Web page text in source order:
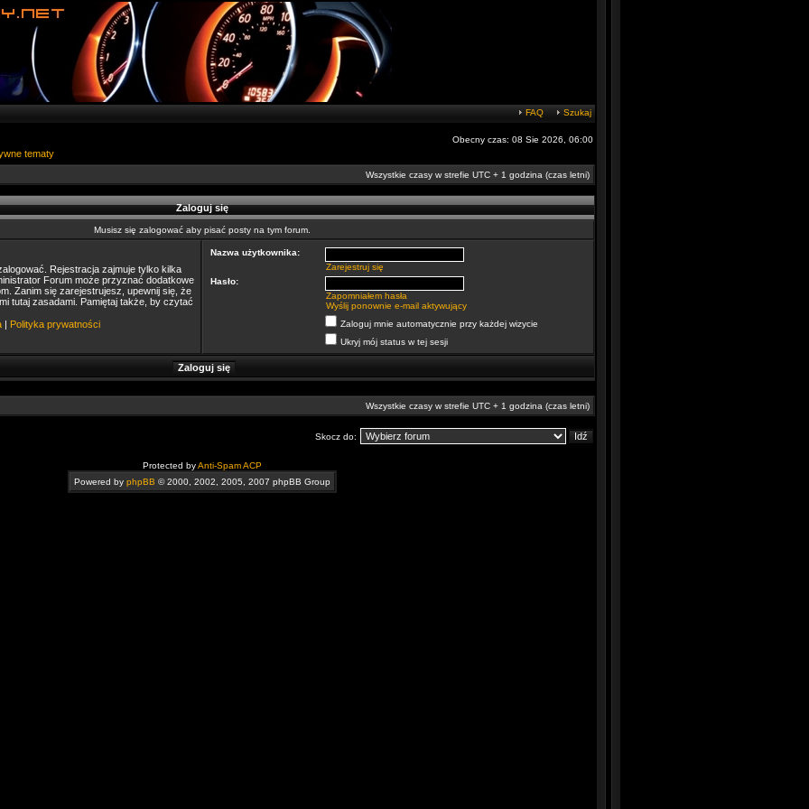
FAQ Szukaj
Obecny czas: 08 Sie 2026, 06:00
tematy
Wszystkie czasy w strefie UTC + 1 godzina (czas letni)
Zaloguj się
Musisz się zalogować aby pisać posty na tym forum.
Rejestracja zajmuje tylko kilka
Forum może przyznać dodatkowe
Zanim się zarejestrujesz, upewnij się, że
tutaj zasadami. Pamiętaj także, by czytać
| Polityka prywatności
Nazwa użytkownika:
Zarejestruj się
Hasło:
Zapomniałem hasła
Wyślij ponownie e-mail aktywujący
Zaloguj mnie automatycznie przy każdej wizycie
Ukryj mój status w tej sesji
Wszystkie czasy w strefie UTC + 1 godzina (czas letni)
Skocz do:
Protected byAnti-Spam ACP
Powered by phpBB © 2000, 2002, 2005, 2007 phpBB Group